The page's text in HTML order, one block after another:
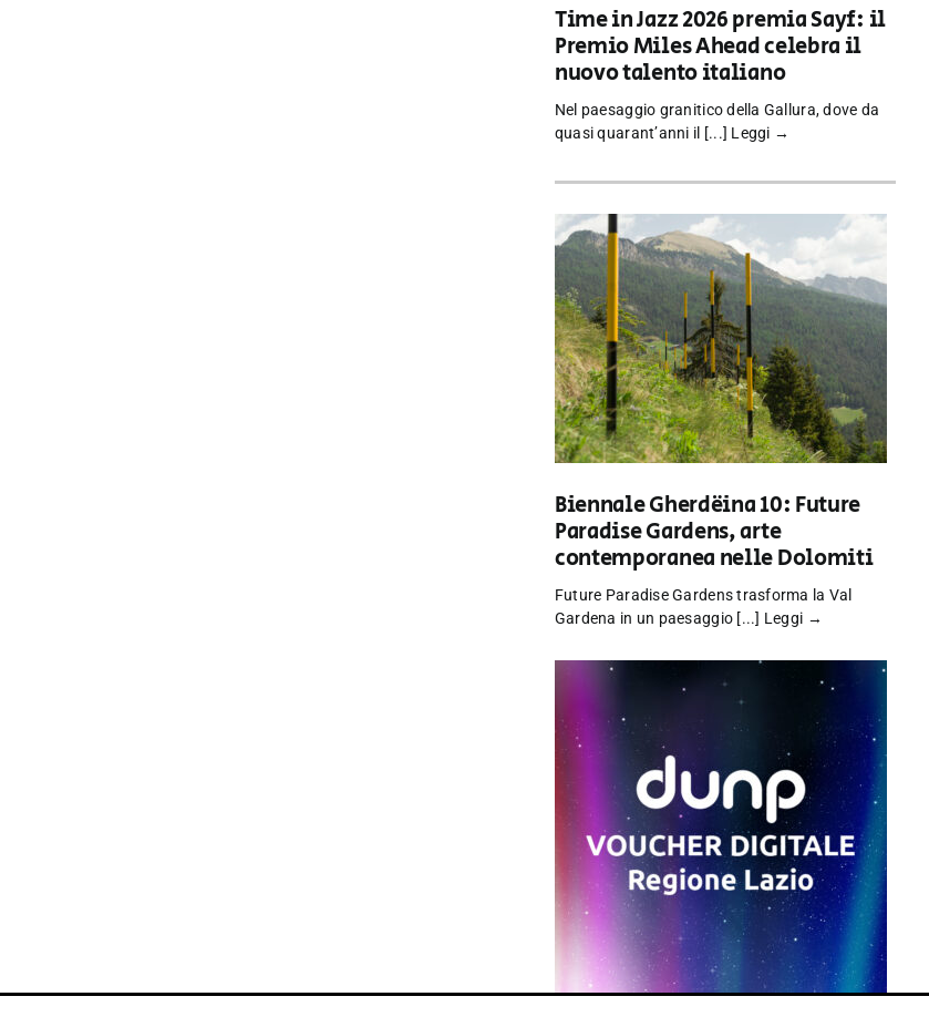
Time in Jazz 2026 premia Sayf: il
Premio Miles Ahead celebra il
nuovo talento italiano
Nel paesaggio granitico della Gallura, dove da
quasi quarant’anni il [...] Leggi →
Biennale Gherdëina 10: Future
Paradise Gardens, arte
contemporanea nelle Dolomiti
Future Paradise Gardens trasforma la Val
Gardena in un paesaggio [...] Leggi →